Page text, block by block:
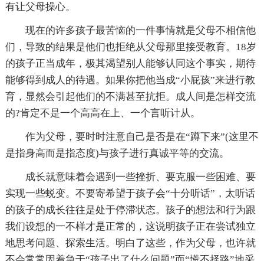
有让父母操心。
现在的许多孩子最苦恼的一件事情就是父母不相信他
们，导致的结果是他们也拒绝从父母那里接受教育。18岁
的孩子正当成年，极其渴望别人能够认同这个事实，期待
能够得到成人的待遇。如果你把他当成“小屁孩”来进行教
育，显然会引起他们的不满甚至抗拒。成人间是怎样交流
的?肯定不是一个高高在上、一个言听计从。
作为父母，要时时注意自己是否是在“蹲下来”(这里不
是指身高而是指态度)与孩子进行真诚平等的交流。
成长就意味着会遇到一些挫折、要克服一些困难、要
实现一些蜕变。不要寄希望于孩子会“十分听话”，太听话
的孩子的成长往往是处于停滞状态。孩子的想法和行为跟
我们设想的一不样才是正常的，这说明孩子正在尝试独立
地思考问题、探索生活。明白了这些，作为父母，也许就